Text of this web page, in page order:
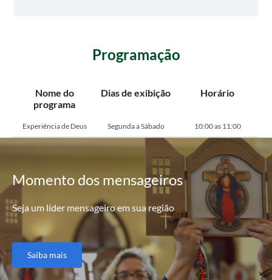
Programação
Nome do
programa
Dias de exibição Horário
Experiência de Deus Segunda a Sábado 10:00 as 11:00
Momentodos mensageiros
Seja um líder mensageiro em sua região
Saiba mais